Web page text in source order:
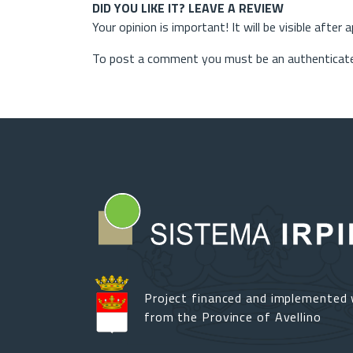
DID YOU LIKE IT? LEAVE A REVIEW
Your opinion is important! It will be visible after
To post a comment you must be an
Project financed and
from the Province of Avellino